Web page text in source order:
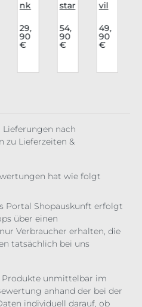
nk
e
Lon
gsl
e
29,
90
€
star
gsl
eev
e
ve
54,
90
€
vil
hio
n
Lon
eev
49,
90
€
nach
zu Lieferzeiten &
hat wie folgt
Portal Shopauskunft erfolgt
über einen
Verbraucher erhalten, die
tatsächlich bei uns
Produkte unmittelbar im
anhand der bei der
individuell darauf, ob